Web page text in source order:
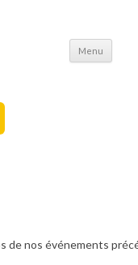
Menu
Aller
de nos événements